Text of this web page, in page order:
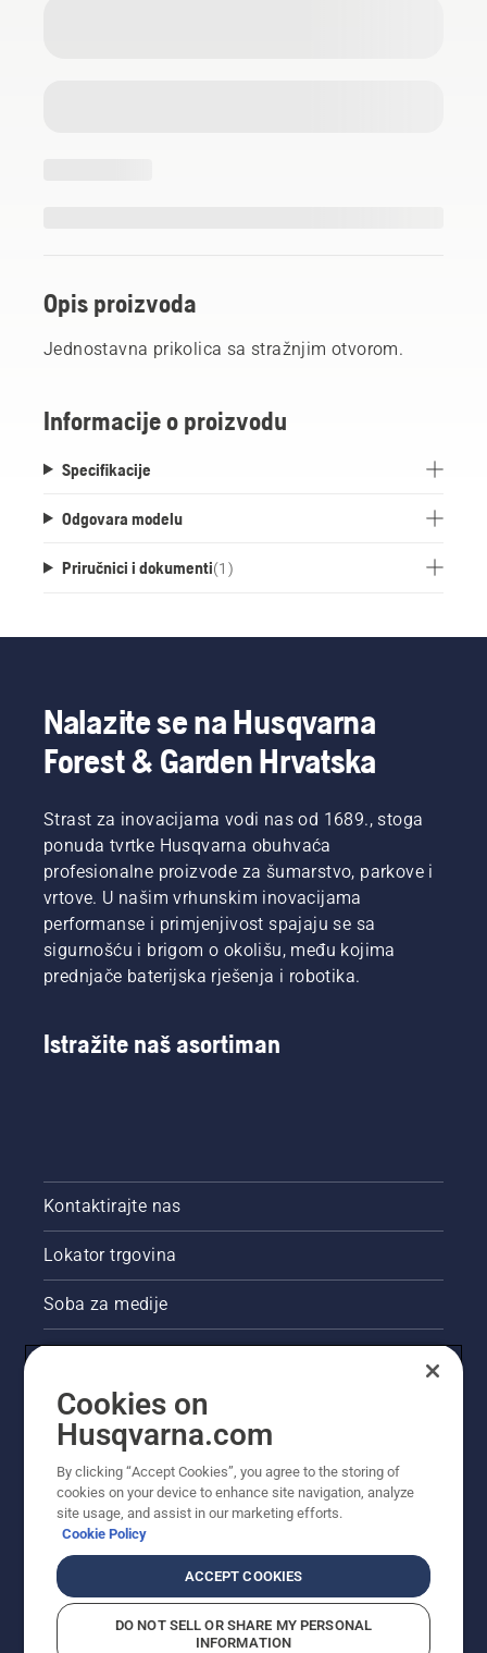
Opis proizvoda
Jednostavna prikolica sa stražnjim otvorom.
Informacije o proizvodu
Specifikacije
Odgovara modelu
Priručnici i dokumenti(1 )
Nalazite se na Husqvarna
Forest & Garden Hrvatska
Strast za inovacijama vodi nas od 1689., stoga
ponuda tvrtke Husqvarna obuhvaća
profesionalne proizvode za šumarstvo, parkove i
vrtove. U našim vrhunskim inovacijama
performanse i primjenjivost spajaju se sa
sigurnošću i brigom o okolišu, među kojima
prednjače baterijska rješenja i robotika.
Istražite naš asortiman
Kontaktirajte nas
Lokator trgovina
Soba za medije
Akcije
Pravne informacije o proizvodu
Ostale stranice tvrtke Husqvarna
Cookies on
Husqvarna.com
By clicking “Accept Cookies”, you agree to the storing of
cookies on your device to enhance site navigation, analyze
site usage, and assist in our marketing efforts.
Cookie Policy
ACCEPT COOKIES
DO NOT SELL OR SHARE MY PERSONAL
INFORMATION